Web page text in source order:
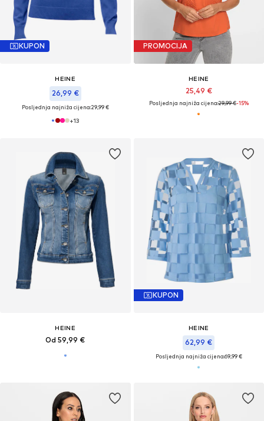
KUPON
HEINE
26,99 €
Posljednja najniža cijena:29,99 €
+13
PROMOCIJA
HEINE
25,49 €
Posljednja najniža cijena:29,99 €-15%
HEINE
Od 59,99 €
KUPON
HEINE
62,99 €
Posljednja najniža cijena:69,99 €